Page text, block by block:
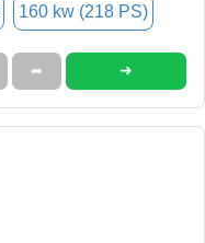
160 kw (218 PS)
➦ ➜